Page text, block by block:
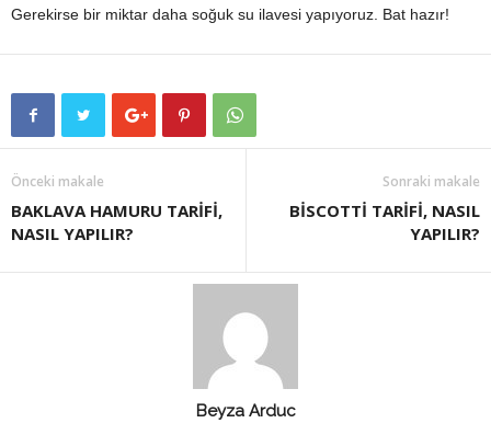
Gerekirse bir miktar daha soğuk su ilavesi yapıyoruz. Bat hazır!
Önceki makale
BAKLAVA HAMURU TARİFİ,
NASIL YAPILIR?
Sonraki makale
BİSCOTTİ TARİFİ, NASIL
YAPILIR?
Beyza Arduc